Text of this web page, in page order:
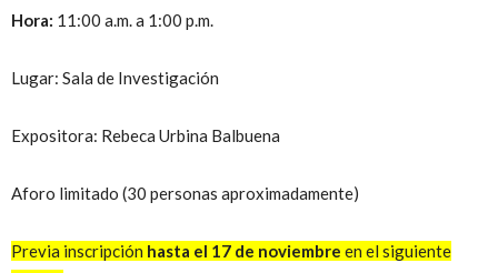
Hora: 11:00 a.m. a 1:00 p.m.
Lugar: Sala de Investigación
Expositora: Rebeca Urbina Balbuena
Aforo limitado (30 personas aproximadamente)
Previa inscripción hasta el 17 de noviembre en el siguiente